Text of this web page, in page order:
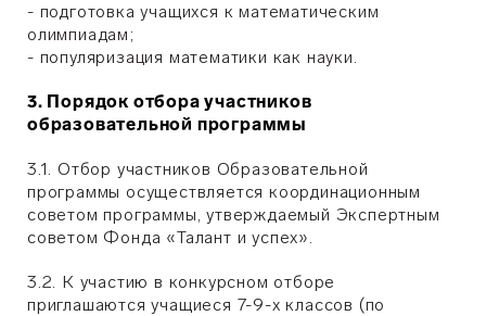
- подготовка учащихся к математическим
олимпиадам;
- популяризация математики как науки.
3. Порядок отбора участников
образовательной программы
3.1. Отбор участников Образовательной
программы осуществляется координационным
советом программы, утверждаемый Экспертным
советом Фонда «Талант и успех».
3.2. К участию в конкурсном отборе
приглашаются учащиеся 7-9-х классов (по